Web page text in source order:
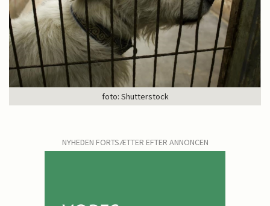
foto: Shutterstock
NYHEDEN FORTSÆTTER EFTER ANNONCEN